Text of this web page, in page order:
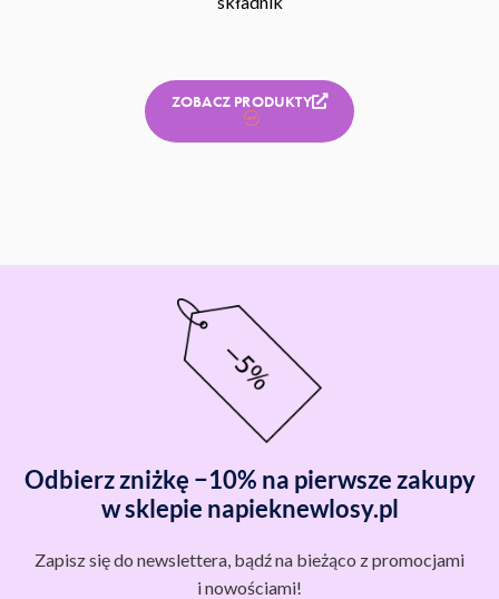
ZOBACZ PRODUKTY
Odbierz zniżkę −10% na pierwsze zakupy
w sklepie napieknewlosy.pl
Zapisz się do newslettera, bądź na bieżąco z promocjami
i nowościami!